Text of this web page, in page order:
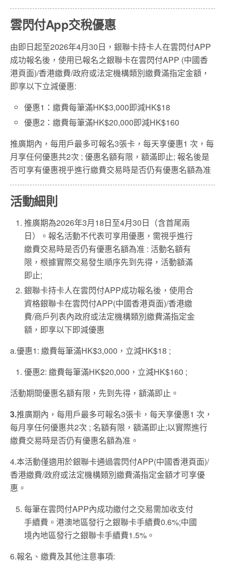
雲閃付App交稅優惠
由即日起至2026年4月30日，銀聯卡持卡人在雲閃付APP
成功報名後，使用已報名之銀聯卡在雲閃付APP (中國香
港頁面)/香港繳費/政府或法定機構類別繳費滿指定金額，
即享以下立減優惠:
優惠1：繳費每筆滿HK$3,000即減HK$18
優惠2：繳費每筆滿HK$20,000即減HK$160
推廣期內，每用戶最多可報名3張卡，每天享優惠1 次，每
月享任何優惠共2次 ; 優惠名額有限，額滿即止; 報名後是
否可享有優惠視乎進行繳費交易時是否仍有優惠名額為准
活動細則
推廣期為2026年3月18日至4月30日（含首尾兩
日）。報名活動不代表可享用優惠，需視乎進行
繳費交易時是否仍有優惠名額為准 : 活動名額有
限，根據實際交易發生順序先到先得，活動額滿
即止;
銀聯卡持卡人在雲閃付APP成功報名後，使用合
資格銀聯卡在雲閃付APP(中國香港頁面)/香港繳
費/商戶列表內政府或法定機構類別繳費滿指定金
額，即享以下即減優惠
a.優惠1: 繳費每筆滿HK$3,000，立減HK$18 ;
優惠2: 繳費每筆滿HK$20,000，立減HK$160 ;
活動期間優惠名額有限，先到先得，額滿即止。
3.推廣期內，每用戶最多可報名3張卡，每天享優惠1 次，
每月享任何優惠共2次 ; 名額有限，額滿即止;以實際進行
繳費交易時是否仍有優惠名額為准。
4.本活動僅適用於銀聯卡通過雲閃付APP(中國香港頁面)/
香港繳費/政府或法定機構類別繳費滿指定金額才可享優
惠。
每筆在雲閃付APP內成功繳付之交易需加收支付
手續費。港澳地區發行之銀聯卡手續費0.6%;中國
境內地區發行之銀聯卡手續費1.5%。
6.報名、繳費及其他注意事項: